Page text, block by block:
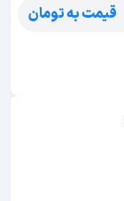
قیمت به تومان